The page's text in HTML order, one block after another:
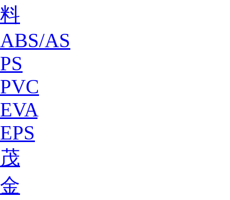
料
ABS/AS
PS
PVC
EVA
EPS
茂
金